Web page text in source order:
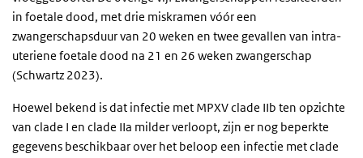
in foetale dood, met drie miskramen vóór een
zwangerschapsduur van 20 weken en twee gevallen van intra-
uteriene foetale dood na 21 en 26 weken zwangerschap
(Schwartz 2023).
Hoewel bekend is dat infectie met MPXV clade IIb ten opzichte
van clade I en clade IIa milder verloopt, zijn er nog beperkte
gegevens beschikbaar over het beloop een infectie met clade